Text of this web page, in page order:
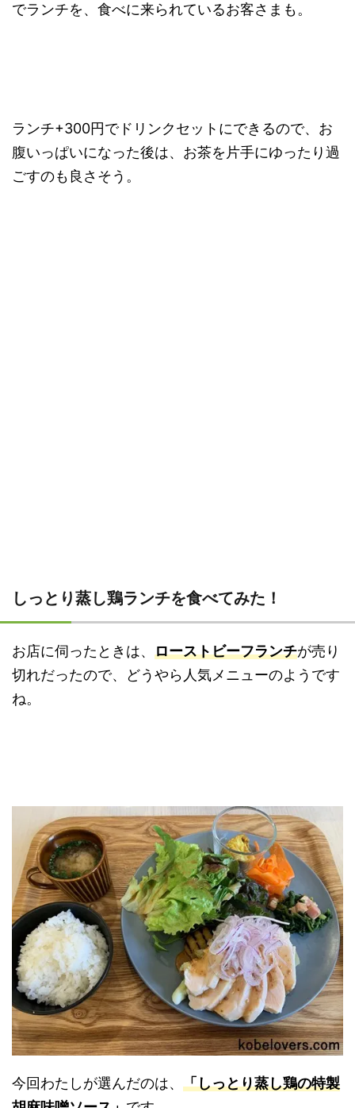
でランチを、食べに来られているお客さまも。
ランチ+300円でドリンクセットにできるので、お
腹いっぱいになった後は、お茶を片手にゆったり過
ごすのも良さそう。
しっとり蒸し鶏ランチを食べてみた！
お店に伺ったときは、 ローストビーフランチが売り
切れだったので、どうやら人気メニューのようです
ね。
今回わたしが選んだのは、 「しっとり蒸し鶏の特製